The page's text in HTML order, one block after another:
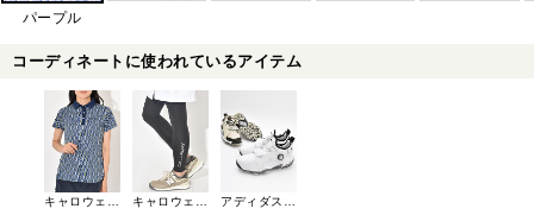
パープル
コーディネートに使われているアイテム